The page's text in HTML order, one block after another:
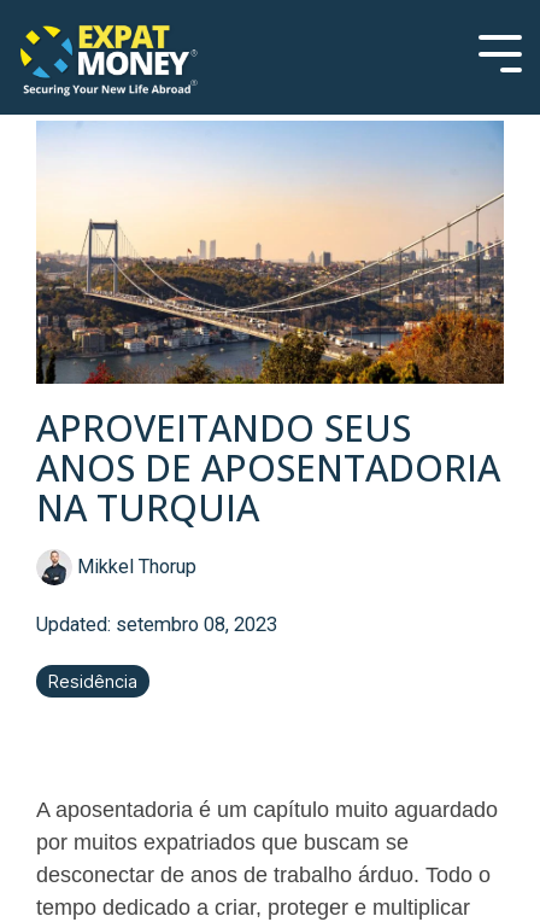
note:
This
website
the
main
APROVEITANDO SEUS
ANOS DE APOSENTADORIA
NA TURQUIA
Mikkel Thorup
Updated: setembro 08, 2023
Residência
A aposentadoria é um capítulo muito aguardado
por muitos expatriados que buscam se
desconectar de anos de trabalho árduo. Todo o
tempo dedicado a criar, proteger e multiplicar